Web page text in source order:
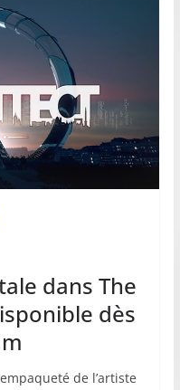
dans The
dès
de l’artiste